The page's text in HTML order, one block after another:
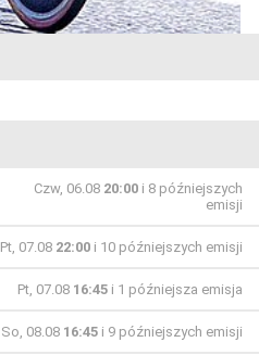
Czw, 06.08 20:00 i 8 późniejszych
emisji
Pt, 07.08 22:00 i 10 późniejszych emisji
Pt, 07.08 16:45 i 1 późniejsza emisja
So, 08.08 16:45 i 9 późniejszych emisji